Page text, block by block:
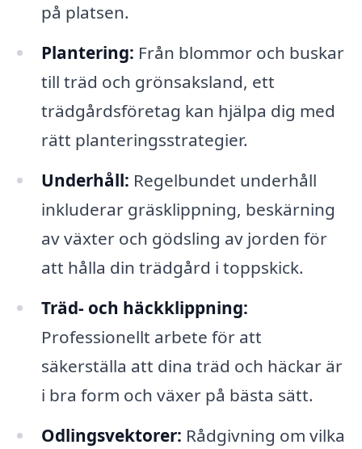
på platsen.
Plantering: Från blommor och buskar
till träd och grönsaksland, ett
trädgårdsföretag kan hjälpa dig med
rätt planteringsstrategier.
Underhåll: Regelbundet underhåll
inkluderar gräsklippning, beskärning
av växter och gödsling av jorden för
att hålla din trädgård i toppskick.
Träd- och häckklippning:
Professionellt arbete för att
säkerställa att dina träd och häckar är
i bra form och växer på bästa sätt.
Odlingsvektorer: Rådgivning om vilka